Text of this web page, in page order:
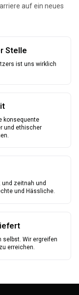
auf ein neues
Stelle
ist uns wirklich
konsequente
und ethischer
zeitnah und
und Hässliche.
selbst. Wir ergreifen
erreichen.